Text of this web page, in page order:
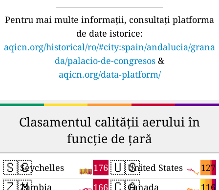
Pentru mai multe informații, consultați platforma
de date istorice:
aqicn.org/historical/ro/#city:spain/andalucia/grana
da/palacio-de-congresos &
aqicn.org/data-platform/
Clasamentul calității aerului în
funcție de țară
🇸🇨 176
Seychelles
166
Zambia
🇺🇸 127
United States
116
Canada